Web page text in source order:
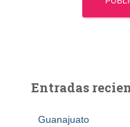
Entradas
Guanajuato